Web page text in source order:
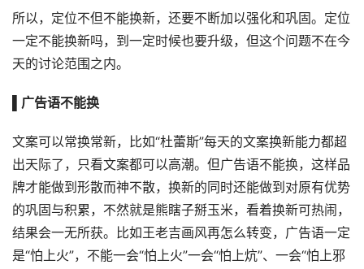
所以，定位不但不能换新，还要不断加以强化和巩固。定位
一定不能换新吗，到一定时候也要升级，但这个问题不在今
天的讨论范围之内。
▌广告语不能换
文案可以常换常新，比如“杜蕾斯”每天的文案换新能力都超
出天际了，只看文案都可以高潮。但广告语不能换，这样品
牌才能做到形散而神不散，换新的同时还能做到对原有优势
的巩固与积累，不然就是熊瞎子掰玉米，看着换新可热闹，
结果会一无所获。比如王老吉画风再怎么转变，广告语一定
是“怕上火”，不能一会“怕上火”一会“怕上炕”、一会“怕上邪